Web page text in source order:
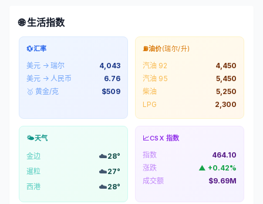
🌐 生活指数
💱汇率
美元 → 瑞尔
4,043
美元 → 人民币
6.76
🥇 黄金/克
$509
⛽油价(瑞尔/升)
汽油 92
4,450
汽油 95
5,450
柴油
5,250
LPG
2,300
🌤️天气
金边 ☁️28°
暹粒
☁️27°
西港
☁️28°
📈CSX 指数
指数
464.10
涨跌
▲ +0.42%
成交额
$9.69M